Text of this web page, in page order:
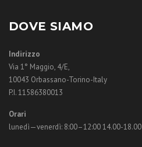
DOVE SIAMO
Indirizzo
Via 1° Maggio, 4/E,
10043 Orbassano-Torino-Italy
P.I. 11586380013
Orari
lunedì—venerdì: 8:00–12:00 14.00-18.00